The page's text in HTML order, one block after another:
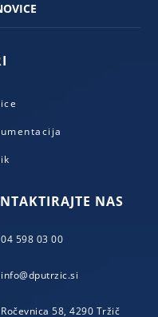
NAS
04 598 03 00
info@dputrzic.si
Ročevnica 58, 4290 Tržič